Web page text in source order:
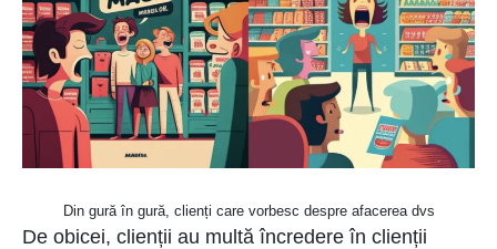
Din gură în gură, clienți care vorbesc despre afacerea dvs
De obicei, clienții au multă încredere în clienții